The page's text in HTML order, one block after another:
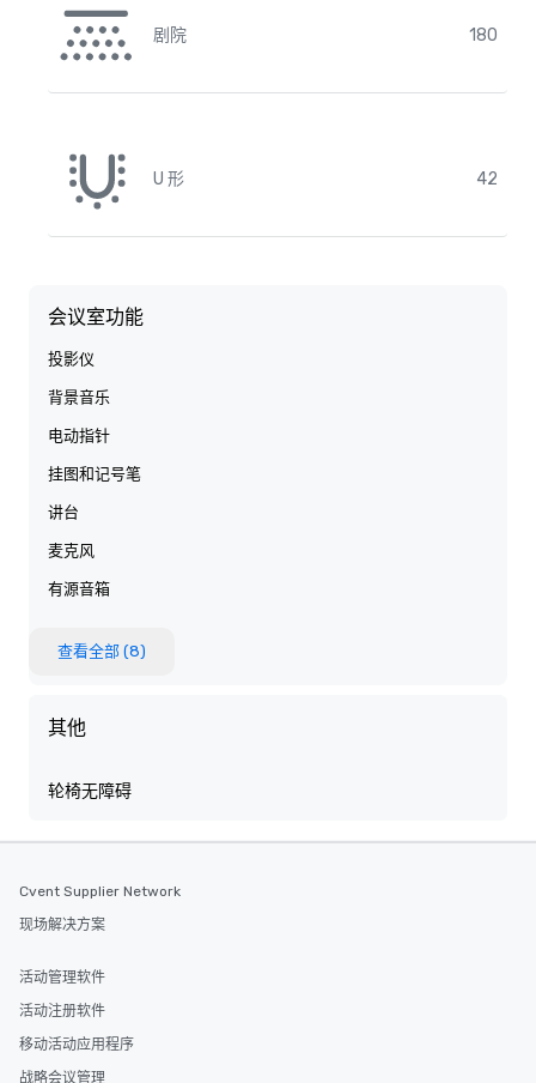
剧院 180
U 形 42
会议室功能
投影仪
背景音乐
电动指针
挂图和记号笔
讲台
麦克风
有源音箱
查看全部 (8)
其他
轮椅无障碍
Cvent Supplier Network
现场解决方案
活动管理软件
活动注册软件
移动活动应用程序
战略会议管理